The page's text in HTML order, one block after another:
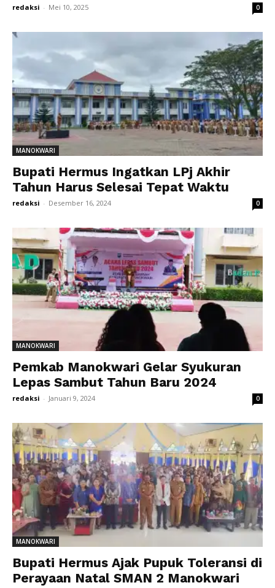
redaksi - Mei 10, 2025 0
MANOKWARI
Bupati Hermus Ingatkan LPj Akhir
Tahun Harus Selesai Tepat Waktu
redaksi - Desember 16, 2024 0
MANOKWARI
Pemkab Manokwari Gelar Syukuran
Lepas Sambut Tahun Baru 2024
redaksi - Januari 9, 2024 0
MANOKWARI
Bupati Hermus Ajak Pupuk Toleransi di
Perayaan Natal SMAN 2 Manokwari